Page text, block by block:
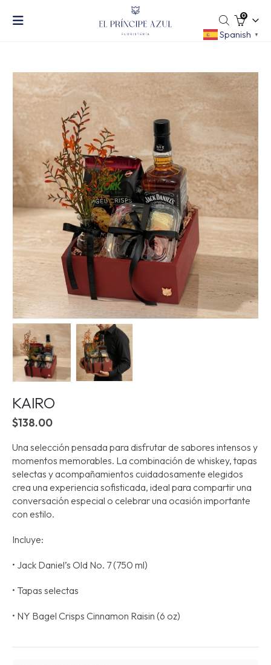
0
KAIRO
$138.00
Una selección pensada para disfrutar de sabores intensos y
momentos memorables. La combinación de whiskey, tapas
selectas y acompañamientos cuidadosamente elegidos
crea una experiencia sofisticada, ideal para compartir una
conversación especial o celebrar una ocasión importante
con estilo.
Incluye:
• Jack Daniel’s Old No. 7 (750 ml)
• Tapas selectas
• NY Bagel Crisps Cinnamon Raisin (6 oz)
Spanish ▼